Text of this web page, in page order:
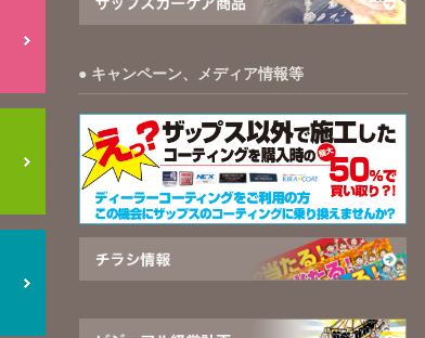
キャンペーン、メディア情報等